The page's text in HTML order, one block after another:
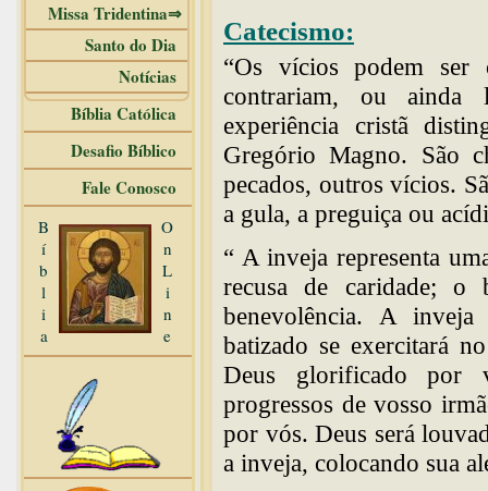
Missa Tridentina⇒
Santo do Dia
Notícias
Bíblia Católica
Desafio Bíblico
Fale Conosco
B
í
b
l
i
a
O
n
L
i
n
e
Catecismo:
“Os vícios podem ser
contrariam, ou ainda
experiência cristã
Gregório Magno. São
pecados, outros vícios.
a gula, a preguiça ou
“ A inveja representa
recusa de caridade; o
benevolência. A
batizado se exercitará
Deus glorificado por
progressos de vosso
por vós. Deus será
a inveja, colocando sua